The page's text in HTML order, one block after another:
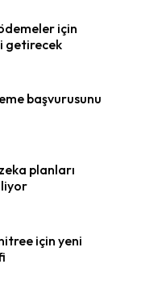
için
getirecek
başvurusunu
planları
için yeni